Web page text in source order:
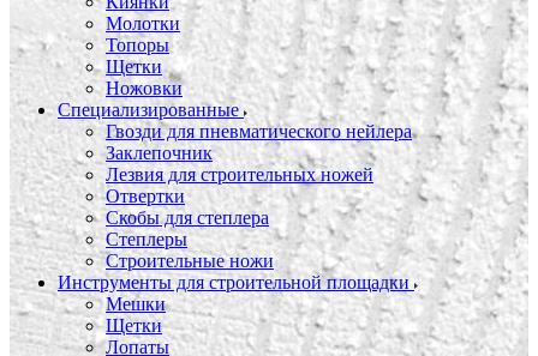
Молотки
Топоры
Щетки
Ножовки
Специализированные
Гвозди для пневматического нейлера
Заклепочник
Лезвия для строительных ножей
Отвертки
Скобы для степлера
Степлеры
Строительные ножи
Инструменты для строительной площадки
Мешки
Щетки
Лопаты